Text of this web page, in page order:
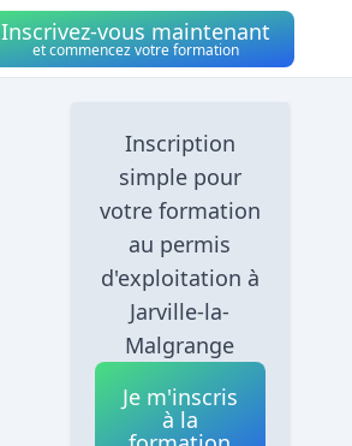
Inscrivez-vous maintenant
et commencez votre formation
Inscription
simple pour
votre formation
au permis
d'exploitation à
Jarville-la-
Malgrange
Je m'inscris
à la